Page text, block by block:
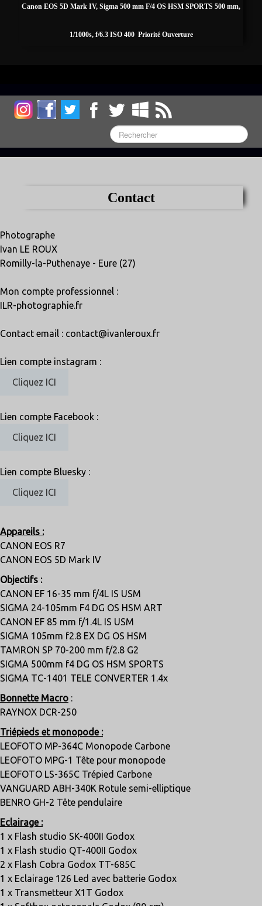
Zone de biodiversité/Affût photos▼
Canon EOS 5D Mark IV, Sigma 500 mm F/4 OS HSM SPORTS 500 mm,
1/1000s, f/6.3 ISO 400 Priorité Ouverture
Contact
Photographe
Ivan LE ROUX
Romilly-la-Puthenaye - Eure (27)
Mon compte professionnel :
ILR-photographie.fr
Contact email : contact@ivanleroux.fr
Lien compte instagram :
Cliquez ICI
Lien compte Facebook :
Cliquez ICI
Lien compte Bluesky :
Cliquez ICI
Appareils :
CANON EOS R7
CANON EOS 5D Mark IV
Objectifs :
CANON EF 16-35 mm f/4L IS USM
SIGMA 24-105mm F4 DG OS HSM ART
CANON EF 85 mm f/1.4L IS USM
SIGMA 105mm f2.8 EX DG OS HSM
TAMRON SP 70-200 mm f/2.8 G2
SIGMA 500mm f4 DG OS HSM SPORTS
SIGMA TC-1401 TELE CONVERTER 1.4x
Bonnette Macro :
RAYNOX DCR-250
Triépieds et monopode :
LEOFOTO MP-364C Monopode Carbone
LEOFOTO MPG-1 Tête pour monopode
LEOFOTO LS-365C Trépied Carbone
VANGUARD ABH-340K Rotule semi-elliptique
BENRO GH-2 Tête pendulaire
Eclairage :
1 x Flash studio SK-400II Godox
1 x Flash studio QT-400II Godox
2 x Flash Cobra Godox TT-685C
1 x Eclairage 126 Led avec batterie Godox
1 x Transmetteur X1T Godox